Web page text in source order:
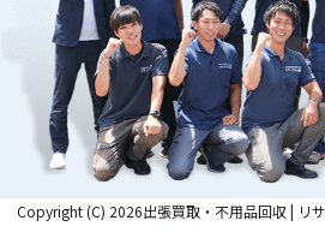
Copyright (C) 2026出張買取・不用品回収 | リ